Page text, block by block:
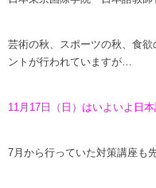
芸術の秋、スポーツの秋、食
ントが行われていますが…
11月17日（日）はいよいよ日
7月から行っていた対策講座も